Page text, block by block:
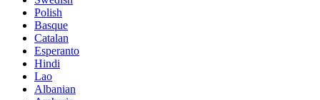
Polish
Basque
Catalan
Esperanto
Hindi
Lao
Albanian